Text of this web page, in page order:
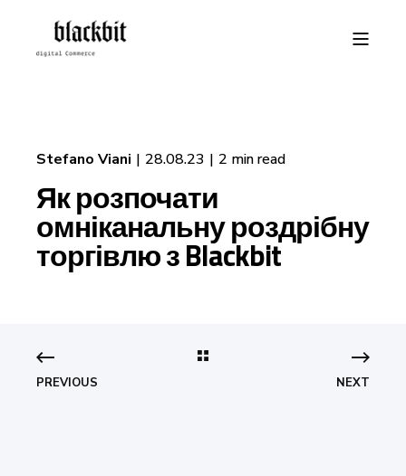
Stefano Viani 28.08.23 2 min read
Як розпочати
омніканальну роздрібну
торгівлю з Blackbit
PREVIOUS NEXT